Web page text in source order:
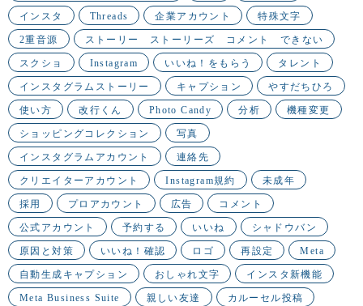
インスタ Threads 企業アカウント 特殊文字
2重音源 ストーリー ストーリーズ コメント できない
スクショ Instagram いいね！をもらう タレント
インスタグラムストーリー キャプション やすだちひろ
使い方 改行くん Photo Candy 分析 機種変更
ショッピングコレクション 写真
インスタグラムアカウント 連絡先
クリエイターアカウント Instagram規約 未成年
採用 プロアカウント 広告 コメント
公式アカウント 予約する いいね シャドウバン
原因と対策 いいね！確認 ロゴ 再設定 Meta
自動生成キャプション おしゃれ文字 インスタ新機能
Meta Business Suite 親しい友達 カルーセル投稿